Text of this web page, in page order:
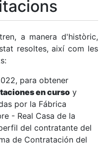
a manera d'històric,
resoltes, així com les
para obtener
en curso y
por la Fábrica
- Real Casa de la
del contratante del
de Contratación del